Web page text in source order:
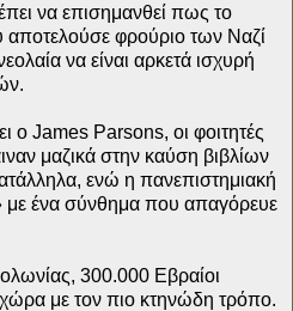
να επισημανθεί πως το
φρούριο των Ναζί
να είναι αρκετά ισχυρή
ο James Parsons, οι φοιτητές
μαζικά στην καύση βιβλίων
ενώ η πανεπιστημιακή
με ένα σύνθημα που απαγόρευε
300.000 Εβραίοι
με τον πιο κτηνώδη τρόπο.